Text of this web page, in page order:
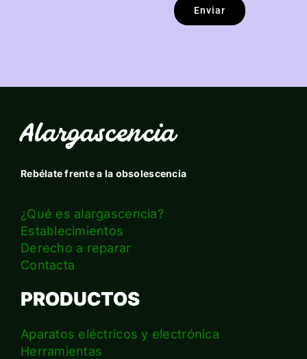
Enviar
Alargascencia
Rebélate frente a la obsolescencia
¿Qué es alargascencia?
Establecimientos
Derecho a reparar
Contacta
PRODUCTOS
Aparatos eléctricos y electrónica
Herramientas